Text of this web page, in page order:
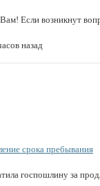
Если возникнут
назад
срока пребывания
госпошлину за